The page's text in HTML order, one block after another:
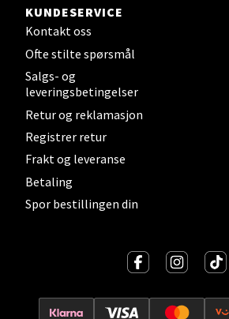
KUNDESERVICE
Kontakt oss
Ofte stilte spørsmål
Salgs- og
leveringsbetingelser
Retur og reklamasjon
Registrer retur
Frakt og leveranse
Betaling
Spor bestillingen din
Torgbakken 2, 5401 Stord
Åpent i dag 10-17
0 i butikk
Oslo - Thon Senter Storo